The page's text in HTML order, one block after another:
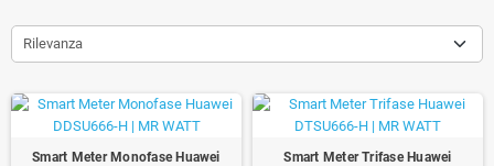
Rilevanza
Smart Meter Monofase Huawei
Smart Meter Trifase Huawei